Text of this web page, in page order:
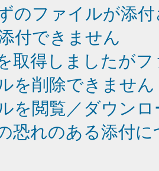
のファイルが添
付できません
取得しましたが
を削除できません
を閲覧／ダウン
恐れのある添付